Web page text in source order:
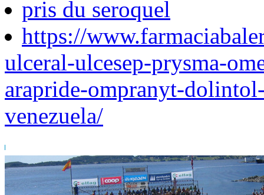
pris du seroquel
https://
ulceral-ulcesep-prysma-
arapride-ompranyt-
venezuela/